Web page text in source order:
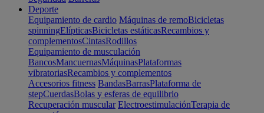
Deporte
Equipamiento de cardio Máquinas de remoBicicletas
spinningElípticasBicicletas estáticasRecambios y
complementosCintasRodillos
Equipamiento de musculación
BancosMancuernasMáquinasPlataformas
vibratoriasRecambios y complementos
Accesorios fitness BandasBarrasPlataforma de
stepCuerdasBolas y esferas de equilibrio
Recuperación muscular ElectroestimulaciónTerapia de